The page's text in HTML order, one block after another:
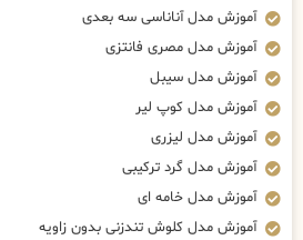
آموزش مدل آناناسی سه بعدی
آموزش مدل مصری فانتزی
آموزش مدل سیبل
آموزش مدل کوپ لیر
آموزش مدل لیزری
آموزش مدل گرد ترکیبی
آموزش مدل خامه ای
آموزش مدل کلوش تندزنی بدون زاویه